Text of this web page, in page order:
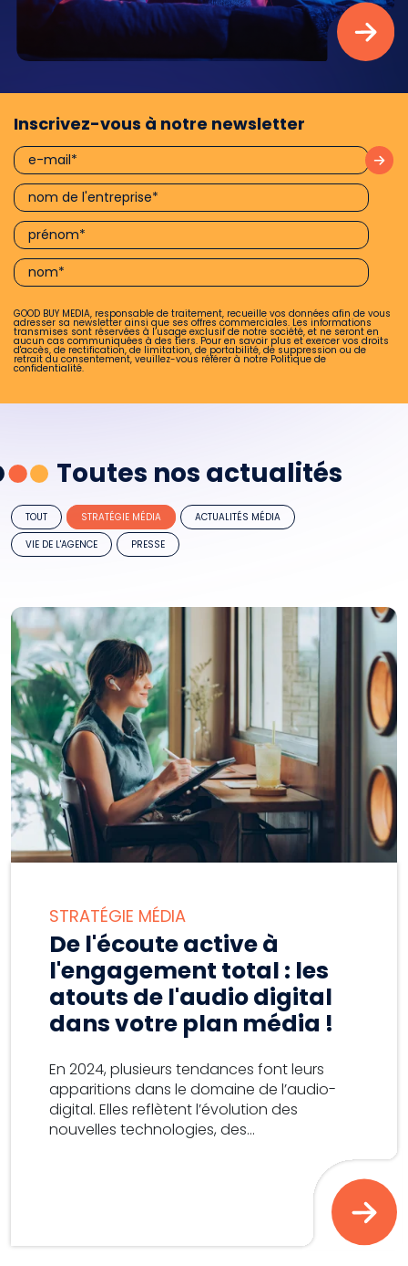
Inscrivez-vous à notre newsletter
GOOD BUY MEDIA, responsable de traitement, recueille vos données afin de vous
adresser sa newsletter ainsi que ses offres commerciales. Les informations
transmises sont réservées à l’usage exclusif de notre société, et ne seront en
aucun cas communiquées à des tiers. Pour en savoir plus et exercer vos droits
d'accès, de rectification, de limitation, de portabilité, de suppression ou de
retrait du consentement, veuillez-vous référer à notre Politique de
confidentialité.
Toutes nos actualités
TOUT STRATÉGIE MÉDIA
ACTUALITÉS MÉDIA
VIE DE L'AGENCE
PRESSE
STRATÉGIE MÉDIA
De l'écoute active à
l'engagement total : les
atouts de l'audio digital
dans votre plan média !
En 2024, plusieurs tendances font leurs
apparitions dans le domaine de l’audio-
digital. Elles reflètent l’évolution des
nouvelles technologies, des...